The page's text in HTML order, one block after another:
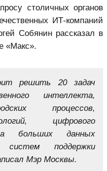
столичных органов
ИТ-компаний
Собянин рассказал в
«Макс».
решить 20 задач
интеллекта,
процессов,
цифрового
больших данных
систем поддержки
Мэр Москвы.